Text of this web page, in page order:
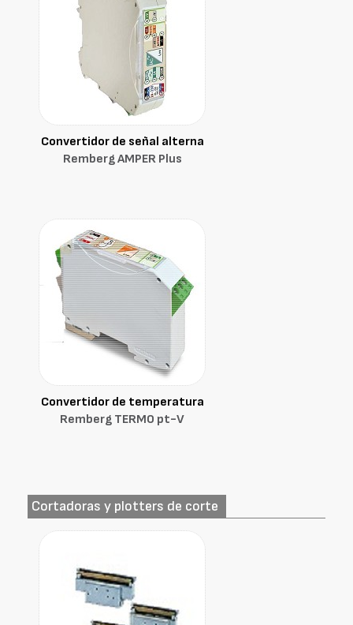
Convertidor de señal alterna
Remberg AMPER Plus
Convertidor de temperatura
Remberg TERMO pt-V
Cortadoras y plotters de corte